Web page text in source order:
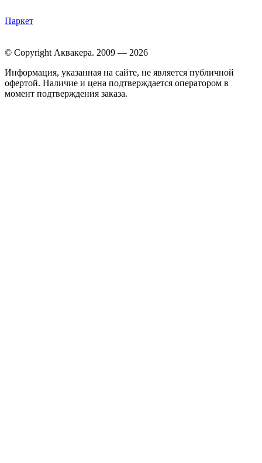
Паркет
© Copyright Аквакера. 2009 — 2026
Информация, указанная на сайте, не является публичной
офертой. Наличие и цена подтверждается оператором в
момент подтверждения заказа.